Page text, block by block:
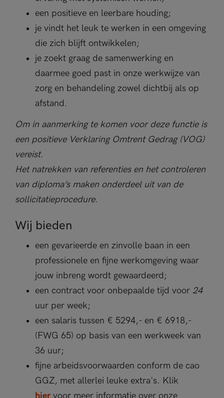
een positieve en leerbare houding;
je vindt het leuk te werken in een omgeving
die zich blijft ontwikkelen;
je zoekt graag de samenwerking en
daarmee goed past in onze werkwijze van
zorg en behandeling zowel dichtbij als op
afstand.
Om in aanmerking te komen voor deze functie is
een positieve Verklaring Omtrent Gedrag (VOG)
vereist.
Het natrekken van referenties en het controleren
van diploma’s maken onderdeel uit van de
sollicitatieprocedure.
Wij bieden
een gevarieerde en zinvolle baan in een
professionele en fijne werkomgeving waar
jouw inbreng wordt gewaardeerd;
een contract voor onbepaalde tijd voor 24
uur per week;
een salaris tussen € 5294,- en € 6918,-
(FWG 65) op basis van een werkweek van
36 uur;
fijne arbeidsvoorwaarden conform de cao
GGZ, met allerlei leuke extra's. Klik
hier voor meer informatie over onze